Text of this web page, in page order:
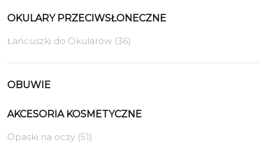
OKULARY PRZECIWSŁONECZNE
Łańcuszki do Okularów (36)
OBUWIE
AKCESORIA KOSMETYCZNE
Opaski na oczy (51)